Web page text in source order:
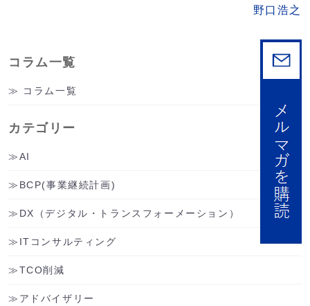
野口浩之
コラム一覧
コラム一覧
カテゴリー
AI
BCP(事業継続計画)
DX（デジタル・トランスフォーメーション）
ITコンサルティング
TCO削減
アドバイザリー